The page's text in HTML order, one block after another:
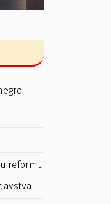
reformu